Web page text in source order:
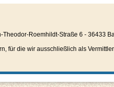
Roemhildt-Straße 6 - 36433
für die wir ausschließlich als